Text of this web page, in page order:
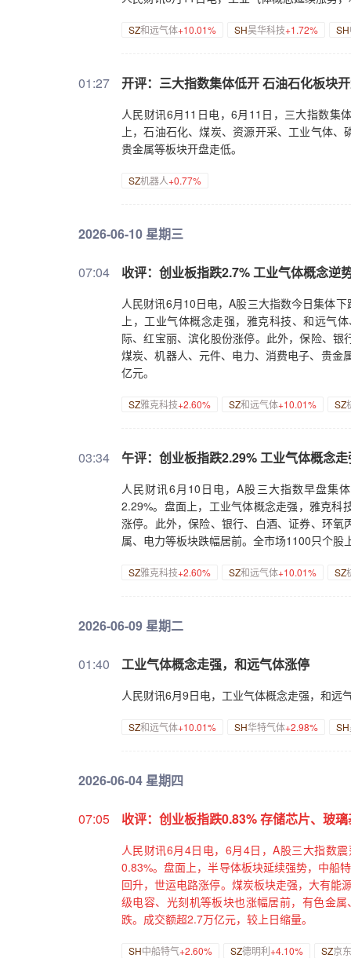
SZ和远气体+10.01% SH昊华科技+1.72% SH
01:27 开评：三大指数集体低开 石油石化板块
人民财讯6月11日电，6月11日，三大指数集
上，石油石化、煤炭、资源开采、工业气体
贵金属等板块开盘走低。
SZ机器人+0.77%
2026-06-10 星期三
07:04 收评：创业板指跌2.7% 工业气体概念逆
人民财讯6月10日电，A股三大指数今日集体
上，工业气体概念走强，雅克科技、和远气
际、红宝丽、滨化股份涨停。此外，保险、
煤炭、机器人、元件、电力、消费电子、贵
亿元。
SZ雅克科技+2.60% SZ和远气体+10.01% SZ
03:34 午评：创业板指跌2.29% 工业气体概念
人民财讯6月10日电，A股三大指数早盘集
2.29%。盘面上，工业气体概念走强，雅克科
涨停。此外，保险、银行、白酒、证券、环
属、电力等板块跌幅居前。全市场1100只个股
SZ雅克科技+2.60% SZ和远气体+10.01% SZ
2026-06-09 星期二
01:40 工业气体概念走强，和远气体涨停
人民财讯6月9日电，工业气体概念走强，和远
SZ和远气体+10.01% SH华特气体+2.98% SH
2026-06-04 星期四
07:05 收评：创业板指跌0.83% 存储芯片、玻
人民财讯6月4日电，6月4日，A股三大指数
0.83%。盘面上，半导体板块延续强势，中船
回升，世运电路涨停。煤炭板块走强，大有能
级电容、光刻机等板块也涨幅居前，有色金
跌。成交额超2.7万亿元，较上日缩量。
SH中船特气+2.60% SZ德明利+4.10% SZ京